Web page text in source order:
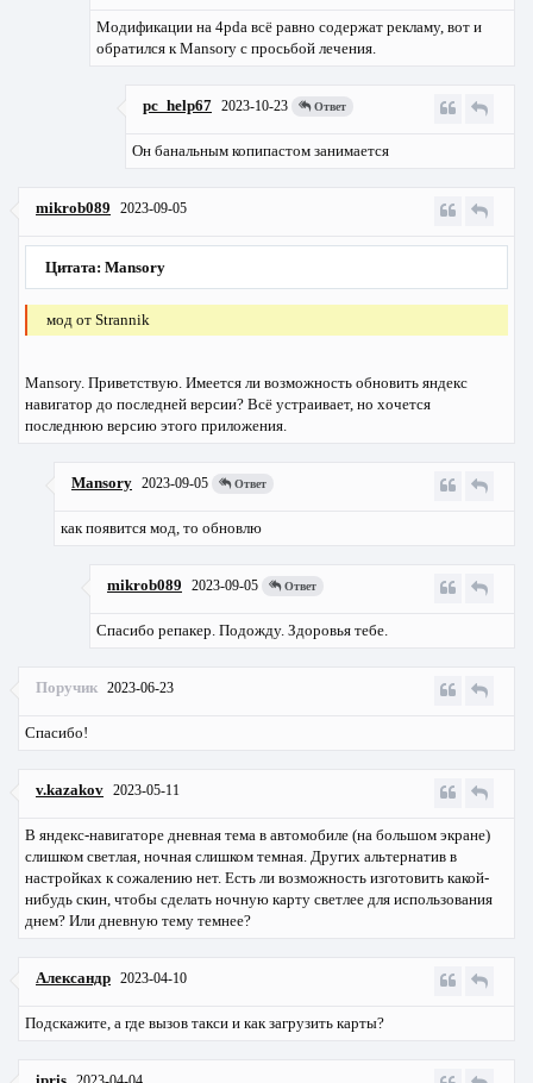
Модификации на 4pda всё равно содержат рекламу, вот и
обратился к Mansory с просьбой лечения.
pc_help67 2023-10-23 Ответ
Он банальным копипастом занимается
mikrob089 2023-09-05
Цитата: Mansory
мод от Strannik
Mansory. Приветствую. Имеется ли возможность обновить яндекс
навигатор до последней версии? Всё устраивает, но хочется
последнюю версию этого приложения.
Mansory 2023-09-05 Ответ
как появится мод, то обновлю
mikrob089 2023-09-05 Ответ
Спасибо репакер. Подожду. Здоровья тебе.
Поручик 2023-06-23
Спасибо!
v.kazakov 2023-05-11
В яндекс-навигаторе дневная тема в автомобиле (на большом экране)
слишком светлая, ночная слишком темная. Других альтернатив в
настройках к сожалению нет. Есть ли возможность изготовить какой-
нибудь скин, чтобы сделать ночную карту светлее для использования
днем? Или дневную тему темнее?
Александр 2023-04-10
Подскажите, а где вызов такси и как загрузить карты?